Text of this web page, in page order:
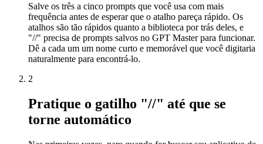
Salve os três a cinco prompts que você usa com mais
frequência antes de esperar que o atalho pareça rápido. Os
atalhos são tão rápidos quanto a biblioteca por trás deles, e
"//" precisa de prompts salvos no GPT Master para funcionar.
Dê a cada um um nome curto e memorável que você digitaria
naturalmente para encontrá-lo.
2
Pratique o gatilho "//" até que se
torne automático